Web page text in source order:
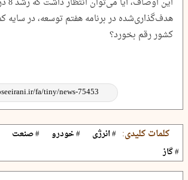
هدف‌گذاری‌شده در برنامه هفتم توسعه، در سایه
کشور رقم بخورد؟
کلمات کلیدی: # انرژی # خودرو # صنعت
# گاز